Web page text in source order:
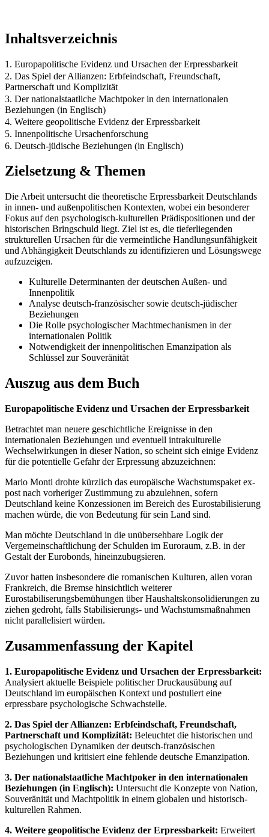
Inhaltsverzeichnis
1. Europapolitische Evidenz und Ursachen der Erpressbarkeit
2. Das Spiel der Allianzen: Erbfeindschaft, Freundschaft,
Partnerschaft und Komplizität
3. Der nationalstaatliche Machtpoker in den internationalen
Beziehungen (in Englisch)
4. Weitere geopolitische Evidenz der Erpressbarkeit
5. Innenpolitische Ursachenforschung
6. Deutsch-jüdische Beziehungen (in Englisch)
Zielsetzung & Themen
Die Arbeit untersucht die theoretische Erpressbarkeit Deutschlands
in innen- und außenpolitischen Kontexten, wobei ein besonderer
Fokus auf den psychologisch-kulturellen Prädispositionen und der
historischen Bringschuld liegt. Ziel ist es, die tieferliegenden
strukturellen Ursachen für die vermeintliche Handlungsunfähigkeit
und Abhängigkeit Deutschlands zu identifizieren und Lösungswege
aufzuzeigen.
Kulturelle Determinanten der deutschen Außen- und
Innenpolitik
Analyse deutsch-französischer sowie deutsch-jüdischer
Beziehungen
Die Rolle psychologischer Machtmechanismen in der
internationalen Politik
Notwendigkeit der innenpolitischen Emanzipation als
Schlüssel zur Souveränität
Auszug aus dem Buch
Europapolitische Evidenz und Ursachen der Erpressbarkeit
Betrachtet man neuere geschichtliche Ereignisse in den
internationalen Beziehungen und eventuell intrakulturelle
Wechselwirkungen in dieser Nation, so scheint sich einige Evidenz
für die potentielle Gefahr der Erpressung abzuzeichnen:
Mario Monti drohte kürzlich das europäische Wachstumspaket ex-
post nach vorheriger Zustimmung zu abzulehnen, sofern
Deutschland keine Konzessionen im Bereich des Eurostabilisierung
machen würde, die von Bedeutung für sein Land sind.
Man möchte Deutschland in die unübersehbare Logik der
Vergemeinschaftlichung der Schulden im Euroraum, z.B. in der
Gestalt der Eurobonds, hineinzubugsieren.
Zuvor hatten insbesondere die romanischen Kulturen, allen voran
Frankreich, die Bremse hinsichtlich weiterer
Eurostabiliserungsbemühungen über Haushaltskonsolidierungen zu
ziehen gedroht, falls Stabilisierungs- und Wachstumsmaßnahmen
nicht parallelisiert würden.
Zusammenfassung der Kapitel
1. Europapolitische Evidenz und Ursachen der Erpressbarkeit:
Analysiert aktuelle Beispiele politischer Druckausübung auf
Deutschland im europäischen Kontext und postuliert eine
erpressbare psychologische Schwachstelle.
2. Das Spiel der Allianzen: Erbfeindschaft, Freundschaft,
Partnerschaft und Komplizität: Beleuchtet die historischen und
psychologischen Dynamiken der deutsch-französischen
Beziehungen und kritisiert eine fehlende deutsche Emanzipation.
3. Der nationalstaatliche Machtpoker in den internationalen
Beziehungen (in Englisch): Untersucht die Konzepte von Nation,
Souveränität und Machtpolitik in einem globalen und historisch-
kulturellen Rahmen.
4. Weitere geopolitische Evidenz der Erpressbarkeit: Erweitert